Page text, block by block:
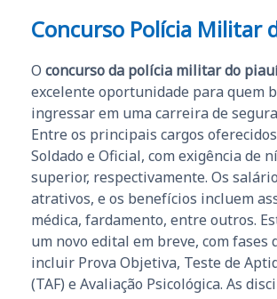
Concurso Polícia Militar
O concurso da polícia militar do
excelente oportunidade para quem
ingressar em uma carreira de
Entre os principais cargos
Soldado e Oficial, com exigência de
superior, respectivamente. Os
atrativos, e os benefícios incluem
médica, fardamento, entre outros.
um novo edital em breve, com fases
incluir Prova Objetiva, Teste de
(TAF) e Avaliação Psicológica. As